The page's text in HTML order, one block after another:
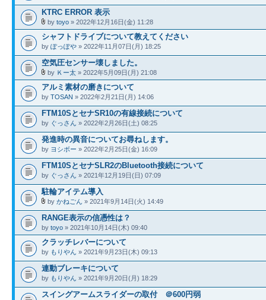
KTRC ERROR 表示
by toyo » 2022年12月16日(金) 11:28
シャフトドライブについて教えてください
by ぽっぽや » 2022年11月07日(月) 18:25
空気圧センサー壊しました。
by Ｋー太 » 2022年5月09日(月) 21:08
アルミ素材の磨きについて
by TOSAN » 2022年2月21日(月) 14:06
FTM10SとセナSR10の有線接続について
by ぐっさん » 2022年2月26日(土) 08:25
発進時の異音についてお尋ねします。
by ヨシボー » 2022年2月25日(金) 16:09
FTM10SとセナSLR2のBluetooth接続について
by ぐっさん » 2021年12月19日(日) 07:09
駐輪アイテム導入
by かねごん » 2021年9月14日(火) 14:49
RANGE表示の信憑性は？
by toyo » 2021年10月14日(木) 09:40
クラッチレバーについて
by もりやん » 2021年9月23日(木) 09:13
連動ブレーキについて
by もりやん » 2021年9月20日(月) 18:29
スイングアームスライダーの取付 ＠600円弱